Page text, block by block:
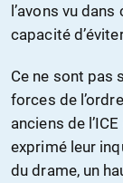
l’avons vu
capacité
Ce ne sont pas
forces de
anciens de
exprimé leur
du drame, un